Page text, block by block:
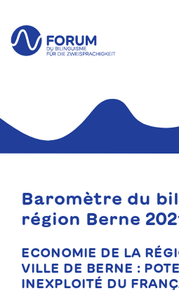
Baromètre du
région Berne
ECONOMIE DE LA
VILLE DE BERNE :
INEXPLOITÉ DU